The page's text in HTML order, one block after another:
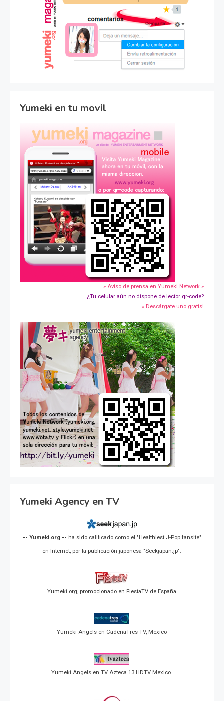
Yumeki en tu movil
» Aviso de prensa en Yumeki Network »
¿Tu celular aún no dispone de lector qr-code?
» Descárgate uno gratis!
Yumeki Agency en TV
-- Yumeki.org -- ha sido calificado como el "Healthiest J-Pop fansite"
en Internet, por la publicación japonesa "Seekjapan.jp".
Yumeki.org, promocionado en FiestaTV de España
Yumeki Angels en CadenaTres TV, Mexico
Yumeki Angels en TV Azteca 13 HDTV Mexico.